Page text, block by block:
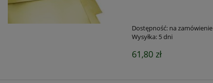
Dostępność: na zamówienie
Wysyłka: 5 dni
61,80 zł